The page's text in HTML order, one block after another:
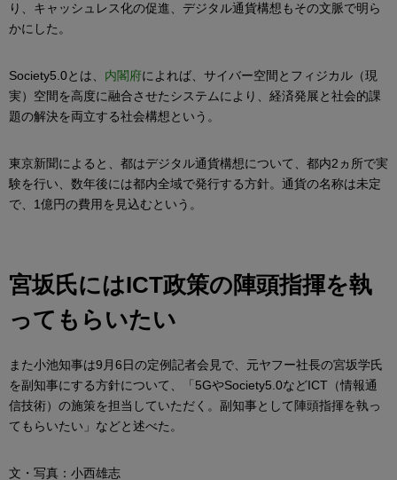
り、キャッシュレス化の促進、デジタル通貨構想もその文脈で明ら
かにした。
Society5.0とは、 内閣府によれば、サイバー空間とフィジカル（現
実）空間を高度に融合させたシステムにより、経済発展と社会的課
題の解決を両立する社会構想という。
東京新聞によると、都はデジタル通貨構想について、都内2ヵ所で実
験を行い、数年後には都内全域で発行する方針。通貨の名称は未定
で、1億円の費用を見込むという。
宮坂氏にはICT政策の陣頭指揮を執
ってもらいたい
また小池知事は9月6日の定例記者会見で、元ヤフー社長の宮坂学氏
を副知事にする方針について、「5GやSociety5.0などICT（情報通
信技術）の施策を担当していただく。副知事として陣頭指揮を執っ
てもらいたい」などと述べた。
文・写真：小西雄志